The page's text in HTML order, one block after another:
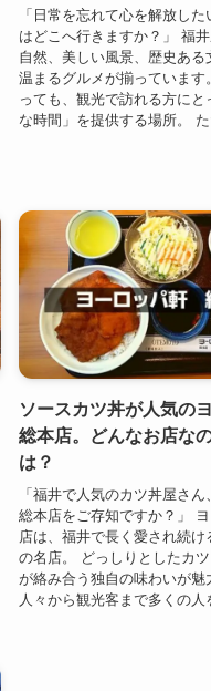
「日常を忘れて心を解放し
はどこへ行きますか？」 福
自然、美しい風景、歴史ある
温まるグルメが揃っています
っても、観光で訪れる方にと
な時間」を提供する場所。 た
ソースカツ丼が人気の
総本店。どんなお店な
は？
「福井で人気のカツ丼屋さ
総本店をご存知ですか？」
店は、福井で長く愛され続け
の名店。 どっしりとしたカ
が絡み合う独自の味わいが魅
人々から観光客まで多くの人